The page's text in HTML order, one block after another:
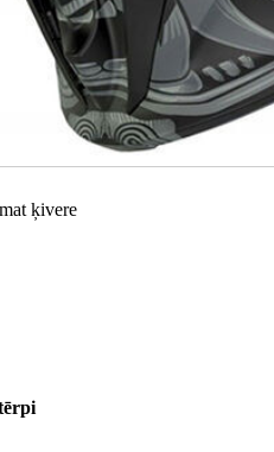
ķivere